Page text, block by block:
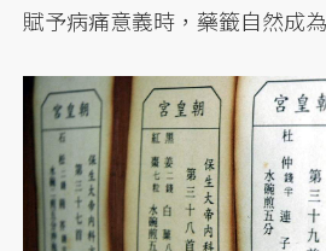
賦予病痛意義時，藥籤自然成